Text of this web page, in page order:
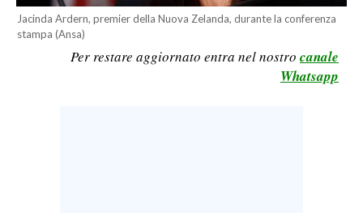
SPORT IN SARDEGNA
Jacinda Ardern, premier della Nuova Zelanda, durante la conferenza
stampa (Ansa)
Per restare aggiornato entra nel nostro canale
Whatsapp